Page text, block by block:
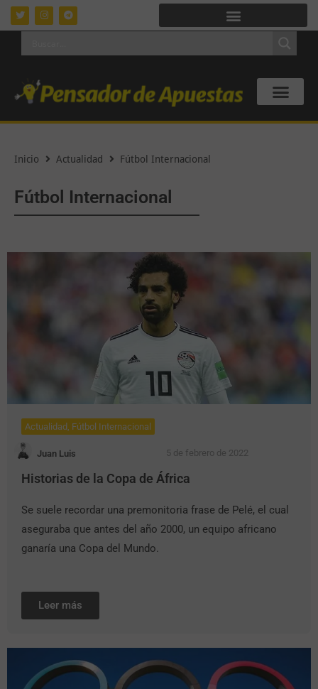
Inicio Actualidad Fútbol Internacional
Fútbol Internacional
Actualidad , Fútbol Internacional
Juan Luis 5 de febrero de 2022
Historias de la Copa de África
Se suele recordar una premonitoria frase de Pelé, el cual
aseguraba que antes del año 2000, un equipo africano
ganaría una Copa del Mundo.
Leer más